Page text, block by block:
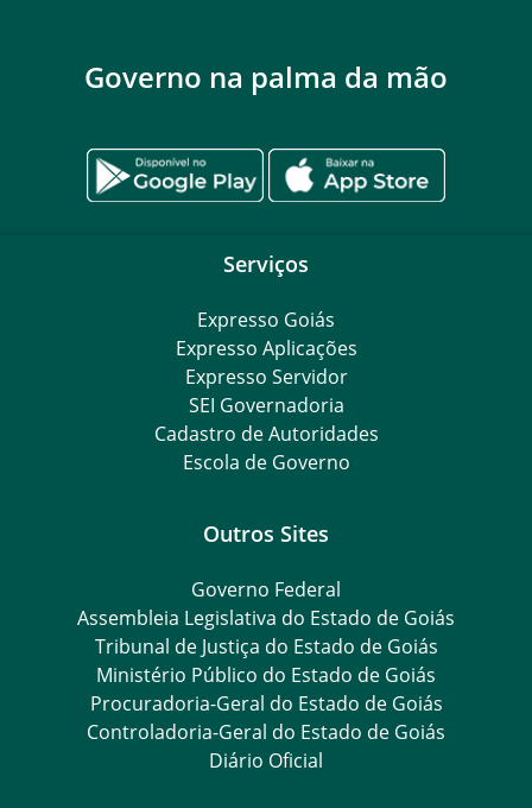
Governo na palma da mão
Serviços
Expresso Goiás
Expresso Aplicações
Expresso Servidor
SEI Governadoria
Cadastro de Autoridades
Escola de Governo
Outros Sites
Governo Federal
Assembleia Legislativa do Estado de Goiás
Tribunal de Justiça do Estado de Goiás
Ministério Público do Estado de Goiás
Procuradoria-Geral do Estado de Goiás
Controladoria-Geral do Estado de Goiás
Diário Oficial